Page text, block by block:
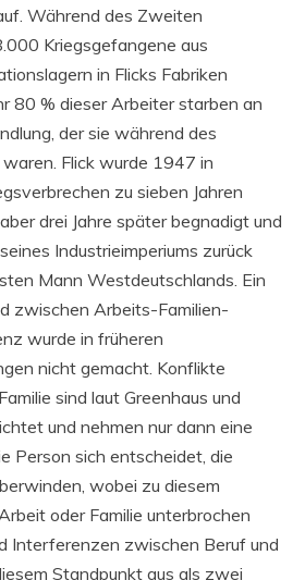
Während des Zweiten
Kriegsgefangene aus
in Flicks Fabriken
80 % dieser Arbeiter starben an
der sie während des
Flick wurde 1947 in
zu sieben Jahren
drei Jahre später begnadigt und
Industrieimperiums zurück
Mann Westdeutschlands. Ein
zwischen Arbeits-Familien-
wurde in früheren
nicht gemacht. Konflikte
sind laut Greenhaus und
und nehmen nur dann eine
Person sich entscheidet, die
wobei zu diesem
oder Familie unterbrochen
Interferenzen zwischen Beruf und
Standpunkt aus als zwei